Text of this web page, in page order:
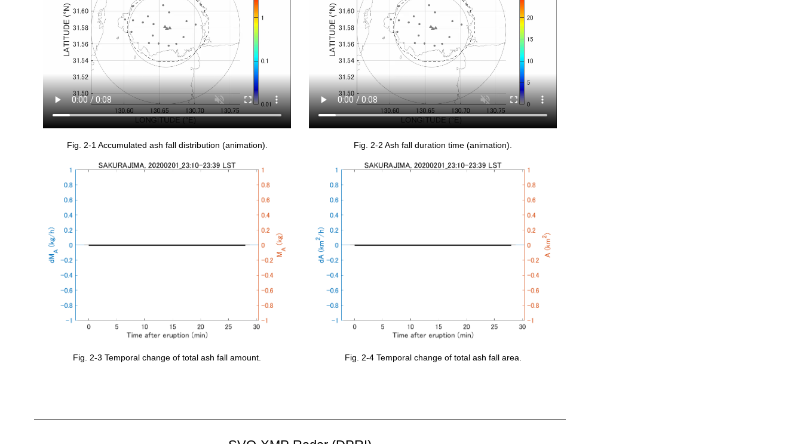
Fig. 2-1 Accumulated ash fall distribution (animation). Fig. 2-2 Ash fall duration time (animation).
Fig. 2-3 Temporal change of total ash fall amount. Fig. 2-4 Temporal change of total ash fall area.